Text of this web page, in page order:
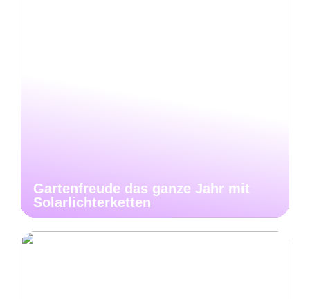
Gartenfreude das ganze Jahr mit
Solarlichterketten